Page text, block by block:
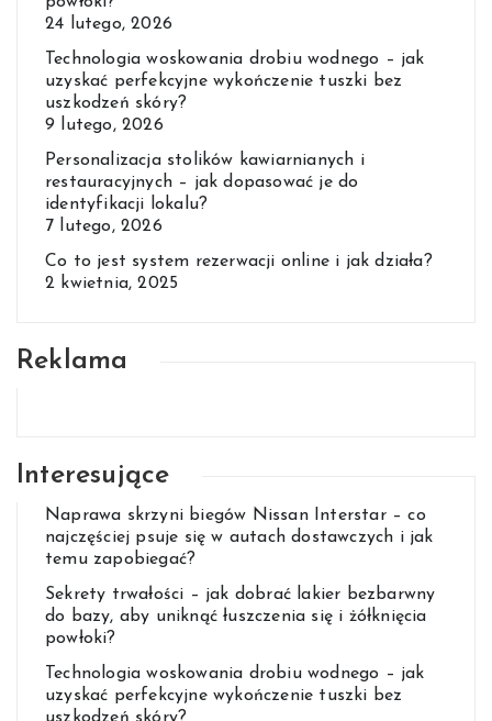
24 lutego, 2026
Technologia woskowania drobiu wodnego – jak
uzyskać perfekcyjne wykończenie tuszki bez
uszkodzeń skóry?
9 lutego, 2026
Personalizacja stolików kawiarnianych i
restauracyjnych – jak dopasować je do
identyfikacji lokalu?
7 lutego, 2026
Co to jest system rezerwacji online i jak działa?
2 kwietnia, 2025
Reklama
Interesujące
Naprawa skrzyni biegów Nissan Interstar – co
najczęściej psuje się w autach dostawczych i jak
temu zapobiegać?
Sekrety trwałości – jak dobrać lakier bezbarwny
do bazy, aby uniknąć łuszczenia się i żółknięcia
powłoki?
Technologia woskowania drobiu wodnego – jak
uzyskać perfekcyjne wykończenie tuszki bez